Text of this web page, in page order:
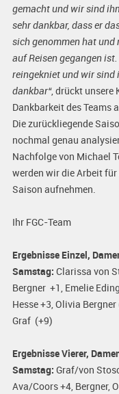
gemacht und wir sind
sehr dankbar, dass er
sich genommen hat
auf Reisen gegangen
reingekniet und wir sind
dankbar“, drückt unsere
Dankbarkeit des Teams
Die zurückliegende
nochmal genau
Nachfolge von Michael
werden wir die Arbeit
Saison aufnehmen.
Ihr FGC-Team
Ergebnisse Einzel,
Samstag: Clarissa von
Bergner +1, Emelie
Hesse +3, Olivia
Graf (+9)
Ergebnisse Vierer,
Samstag: Graf/von
Ava/Coors +4, Bergner,